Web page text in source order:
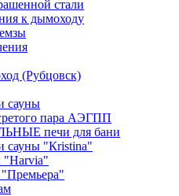
стали
к дымоходу
(Рубцовск)
сауны
пара АЭГПП
печи для бани
сауны "Кristina"
"Harvia"
"Премьера"